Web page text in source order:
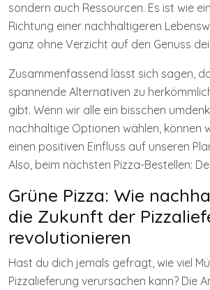
sondern auch Ressourcen. Es ist wie
Richtung einer nachhaltigeren
ganz ohne Verzicht auf den Genuss
Zusammenfassend lässt sich sagen,
spannende Alternativen zu
gibt. Wenn wir alle ein bisschen
nachhaltige Optionen wählen, können
einen positiven Einfluss auf unseren
Also, beim nächsten Pizza-Bestellen:
Grüne Pizza: Wie
die Zukunft der
revolutionieren
Hast du dich jemals gefragt, wie viel
Pizzalieferung verursachen kann? Die